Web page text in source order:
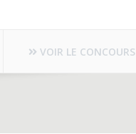
VOIR LE CONCOURS